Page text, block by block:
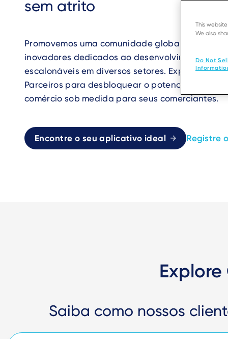
sem atrito
Promovemos uma comunidade global de
inovadores dedicados ao desenvolvimento de
escalonáveis em diversos setores. Explore nossa
Parceiros para desbloquear o potencial de
comércio sob medida para seus comerciantes.
Encontre o seu aplicativo ideal Registre
Saiba como nossos
This
We also
Do Not